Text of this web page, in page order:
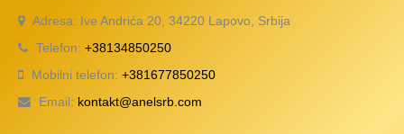
Adresa: Ive Andrića 20, 34220 Lapovo, Srbija
Telefon: +38134850250
Mobilni telefon: +381677850250
Email: kontakt@anelsrb.com